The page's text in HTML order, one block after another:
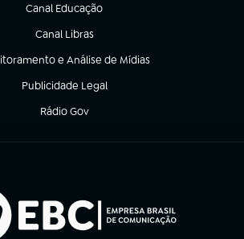
Canal Educação
(abre em nova aba)
Canal Libras
(abre em nova aba)
e Análise de Mídias
em nova aba)
Publicidade Legal
(abre em nova aba)
Rádio Gov
(abre em nova aba)